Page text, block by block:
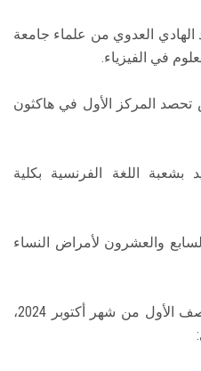
العدوي من علماء جامعة
في الفيزياء.
المركز الأول في هاكثون
بشعبة اللغة الفرنسية بكلية
والعشرون لأمراض النساء
لمشاهدة النشرة الإلكترونية للنصف الأول من شهر أكتوبر 2024،